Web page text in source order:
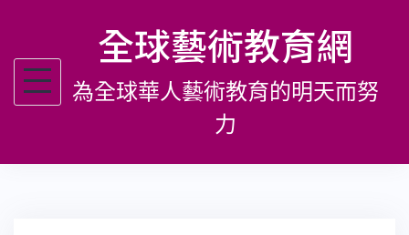
主
全球藝術教育網
為全球華人藝術教育的明天而努
力